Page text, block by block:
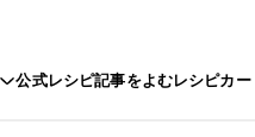
公式レシピ記事をよむレシピカー